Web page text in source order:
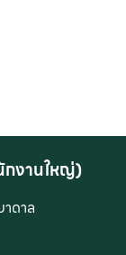
กงานใหญ่)
ดาล